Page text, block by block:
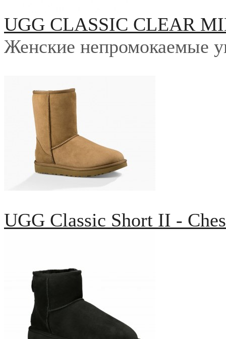
UGG CLASSIC CLEAR
Женские непромокаемые
UGG Classic Short II -